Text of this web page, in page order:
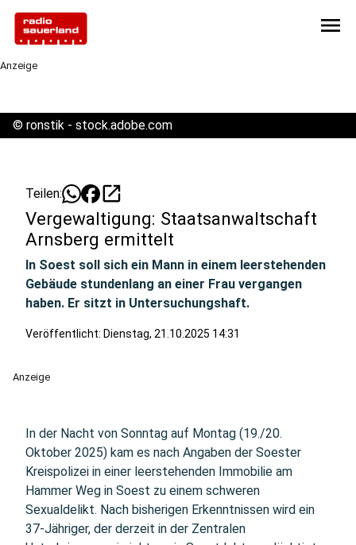
menu
Anzeige
© ronstik - stock.adobe.com
Teilen: open_in_new
Vergewaltigung: Staatsanwaltschaft
Arnsberg ermittelt
In Soest soll sich ein Mann in einem leerstehenden
Gebäude stundenlang an einer Frau vergangen
haben. Er sitzt in Untersuchungshaft.
Veröffentlicht: Dienstag, 21.10.2025 14:31
Anzeige
In der Nacht von Sonntag auf Montag (19./20.
Oktober 2025) kam es nach Angaben der Soester
Kreispolizei in einer leerstehenden Immobilie am
Hammer Weg in Soest zu einem schweren
Sexualdelikt. Nach bisherigen Erkenntnissen wird ein
37-Jähriger, der derzeit in der Zentralen